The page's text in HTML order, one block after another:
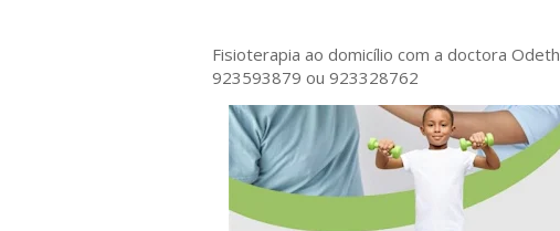
Fisioterapia ao domicílio com a doctora Odeth
923593879 ou 923328762